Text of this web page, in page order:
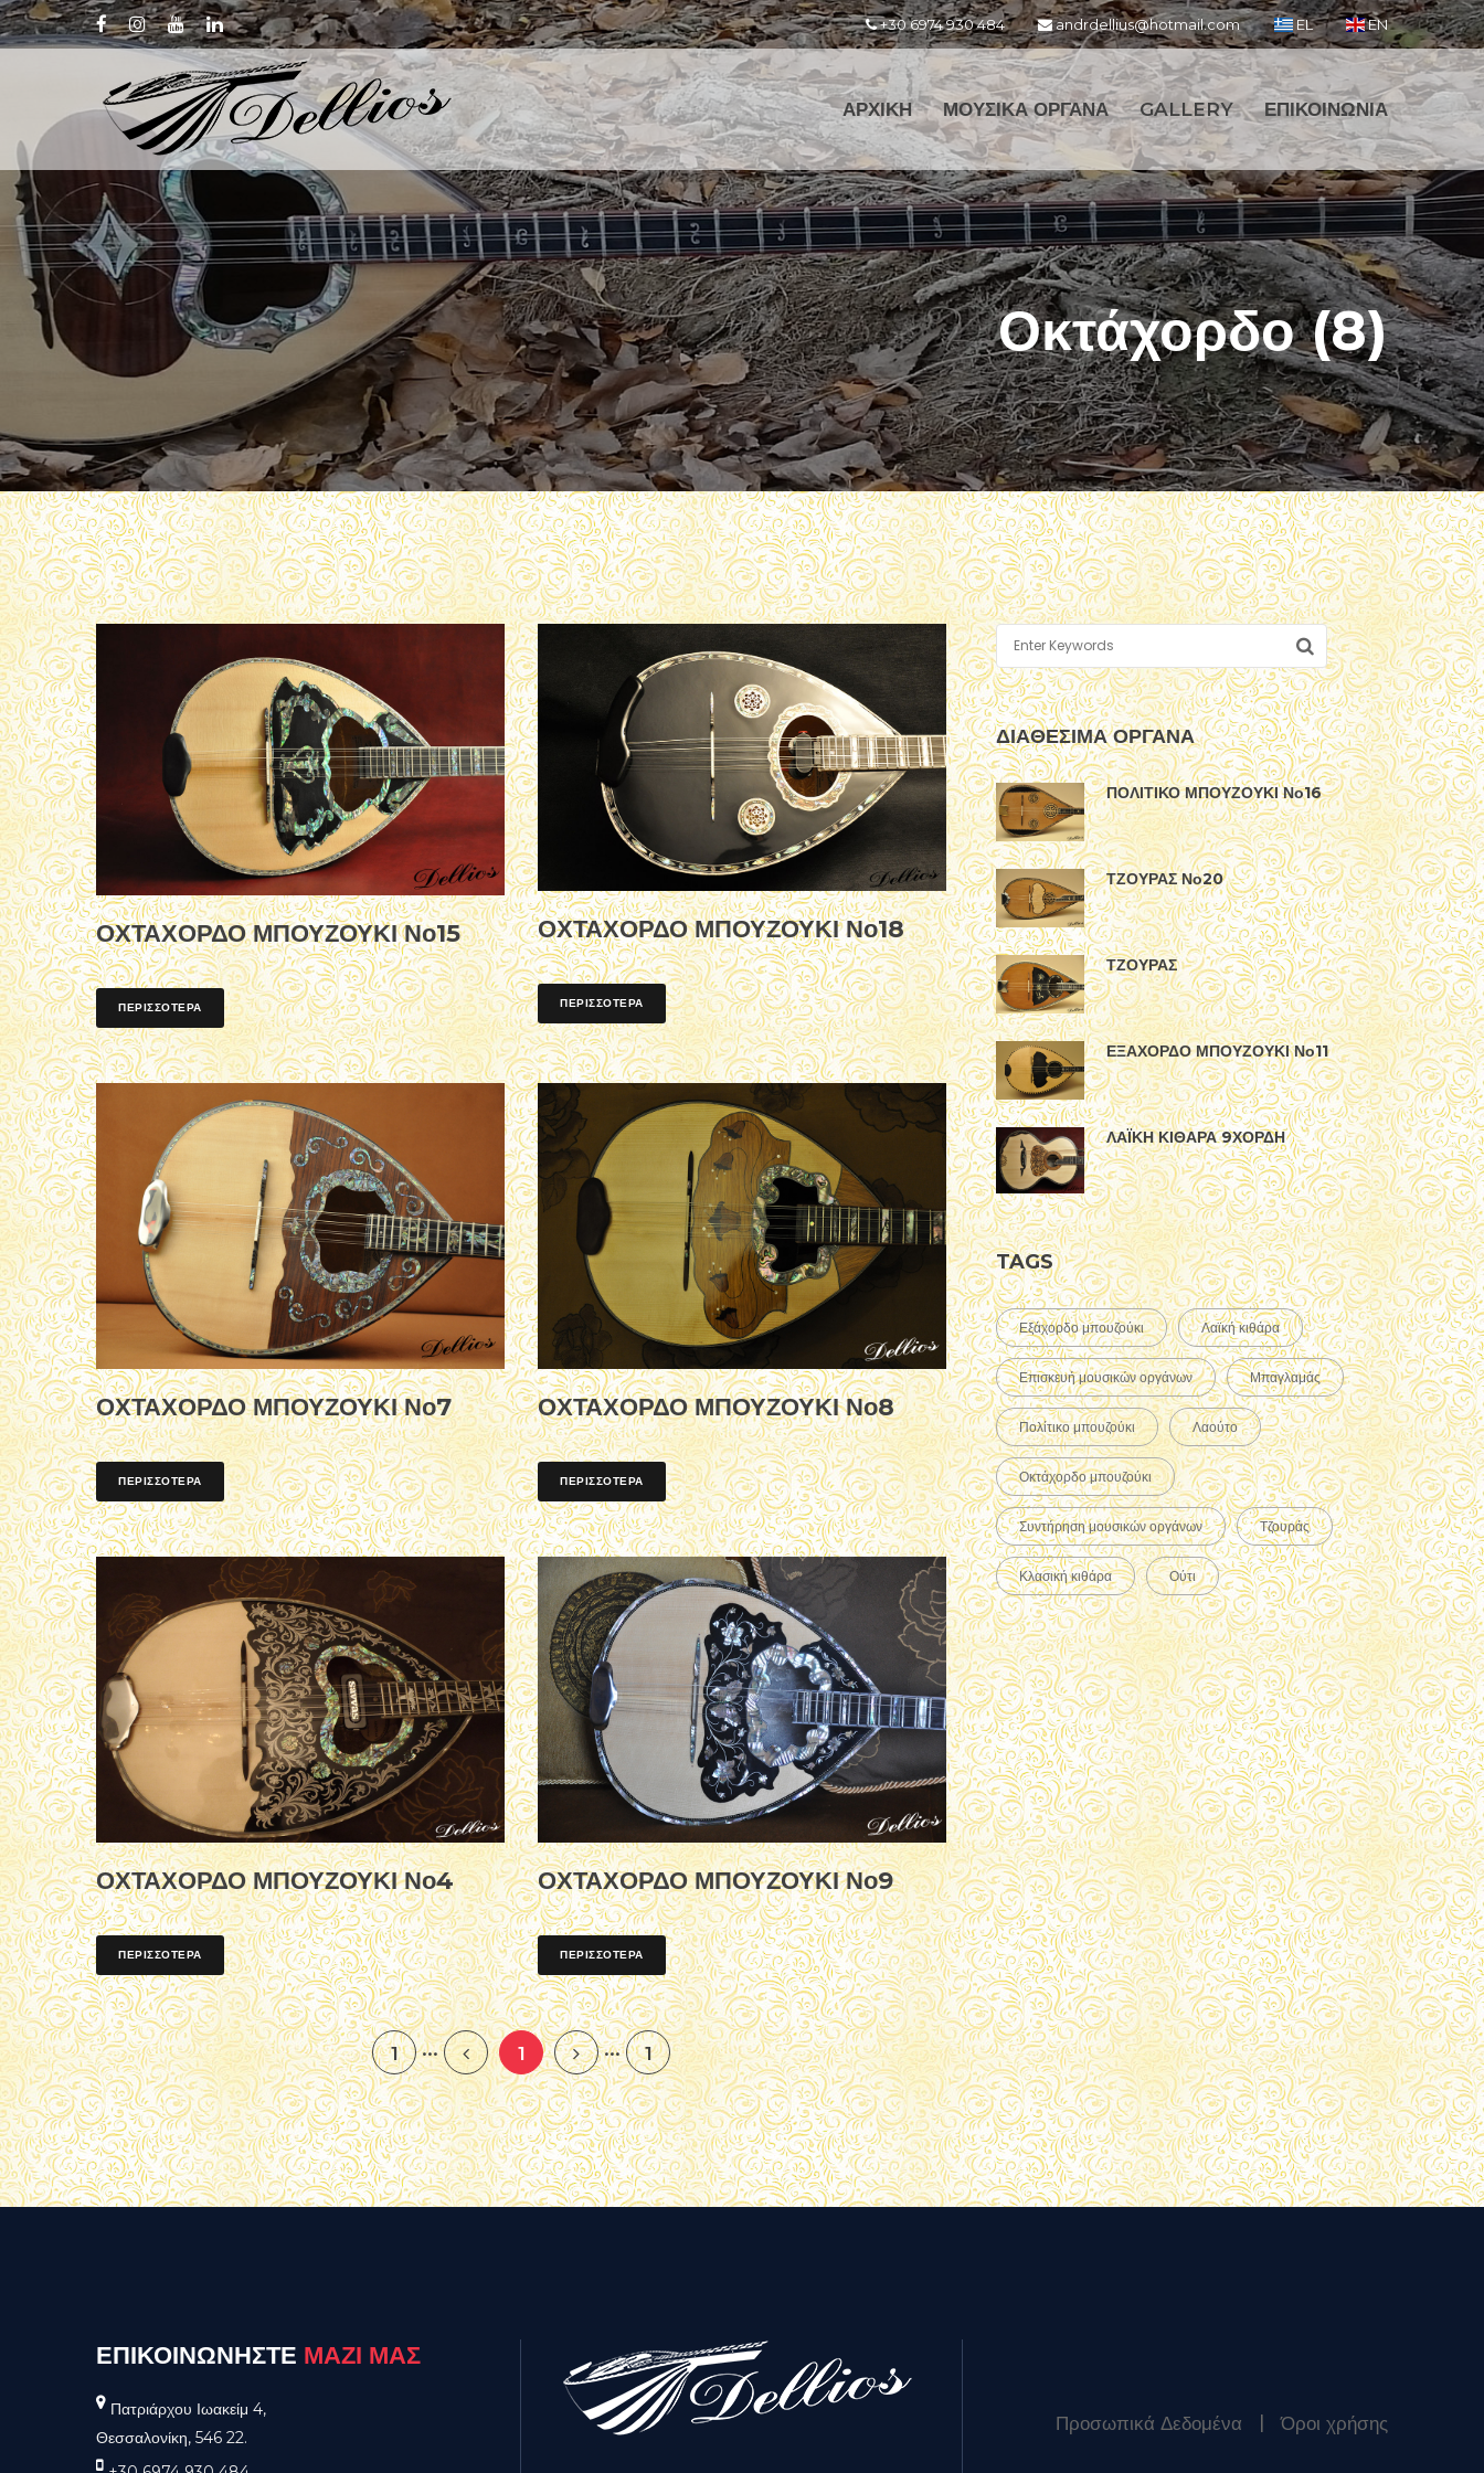
+30 6974 930 484 andrdellius@hotmail.com EL EN
ΑΡΧΙΚΗ ΜΟΥΣΙΚΑ ΟΡΓΑΝΑ GALLERY ΕΠΙΚΟΙΝΩΝΙΑ
Οκτάχορδο (8)
ΟΧΤΑΧΟΡΔΟ ΜΠΟΥΖΟΥΚΙ Νο15
ΠΕΡΙΣΣΟΤΕΡΑ
ΟΧΤΑΧΟΡΔΟ ΜΠΟΥΖΟΥΚΙ Νο18
ΠΕΡΙΣΣΟΤΕΡΑ
ΟΧΤΑΧΟΡΔΟ ΜΠΟΥΖΟΥΚΙ Νο7
ΠΕΡΙΣΣΟΤΕΡΑ
ΟΧΤΑΧΟΡΔΟ ΜΠΟΥΖΟΥΚΙ Νο8
ΠΕΡΙΣΣΟΤΕΡΑ
ΟΧΤΑΧΟΡΔΟ ΜΠΟΥΖΟΥΚΙ Νο4
ΠΕΡΙΣΣΟΤΕΡΑ
ΟΧΤΑΧΟΡΔΟ ΜΠΟΥΖΟΥΚΙ Νο9
ΠΕΡΙΣΣΟΤΕΡΑ
1 ... 1 ... 1
ΔΙΑΘΕΣΙΜΑ ΟΡΓΑΝΑ
ΠΟΛΙΤΙΚΟ ΜΠΟΥΖΟΥΚΙ Νο16
ΤΖΟΥΡΑΣ Νο20
ΤΖΟΥΡΑΣ
ΕΞΑΧΟΡΔΟ ΜΠΟΥΖΟΥΚΙ Νο11
ΛΑΪΚΗ ΚΙΘΑΡΑ 9ΧΟΡΔΗ
TAGS
Εξάχορδο μπουζούκι Λαϊκή κιθάρα
Επισκευή μουσικών οργάνων Μπαγλαμάς
Πολίτικο μπουζούκι Λαούτο
Οκτάχορδο μπουζούκι
Συντήρηση μουσικών οργάνων Τζουράς
Κλασική κιθάρα Ούτι
ΕΠΙΚΟΙΝΩΝΗΣΤΕ ΜΑΖΙ ΜΑΣ
Πατριάρχου Ιωακείμ 4,
Θεσσαλονίκη, 546 22.
Προσωπικά Δεδομένα |Όροι χρήσης